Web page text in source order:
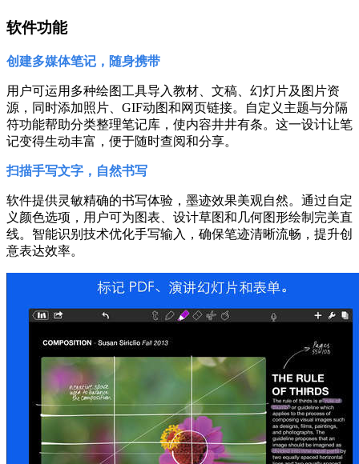
软件功能
创建多媒体笔记，随身携带
用户可运用多种绘图工具导入教材、文稿、幻灯片及图片资
源，同时添加照片、GIF动图和网页链接。自定义主题与分隔
符功能帮助分类整理笔记库，使内容井井有条。这一设计让笔
记变得生动丰富，便于随时查阅和分享。
扫描手写文字，自然书写
软件提供灵敏精确的书写体验，墨迹效果美观自然。通过自定
义颜色选项，用户可为图表、设计草图和几何图形绘制完美直
线。智能识别技术优化手写输入，确保笔迹清晰流畅，提升创
意表达效率。